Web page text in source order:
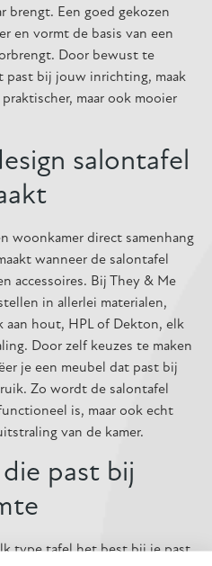
brengt. Een goed gekozen
en vormt de basis van een
Door bewust te
past bij jouw inrichting, maak
maar ook mooier
salontafel
woonkamer direct samenhang
wanneer de salontafel
accessoires. Bij They & Me
in allerlei materialen,
aan hout, HPL of Dekton, elk
Door zelf keuzes te maken
je een meubel dat past bij
Zo wordt de salontafel
is, maar ook echt
van de kamer.
past bij
type tafel het best bij je past.